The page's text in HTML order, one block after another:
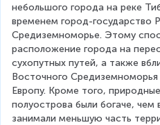
небольшого города на реке
временем город-государство
Средиземноморье. Этому
расположение города на
сухопутных путей, а также
Восточного
Европу. Кроме того,
полуострова были богаче, чем
занимали меньшую часть